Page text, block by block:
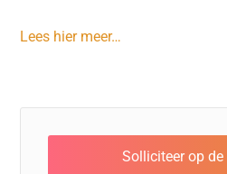
Lees hier meer…